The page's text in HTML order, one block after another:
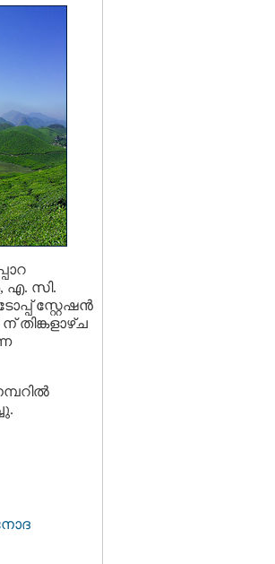
എ. സി.
സ്റ്റേഷന്‍
തിങ്കളാഴ്ച